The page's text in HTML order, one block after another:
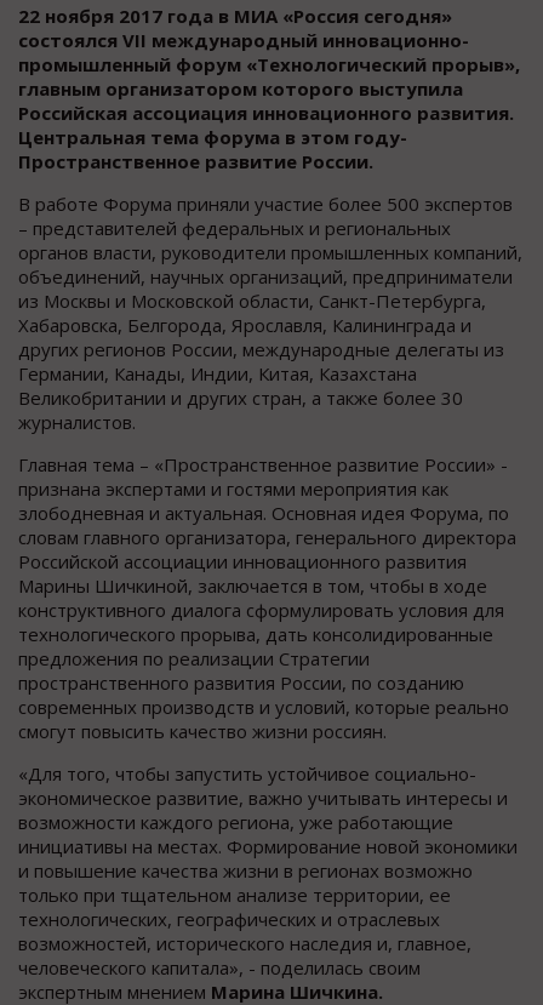
22 ноября 2017 года в МИА «Россия сегодня»
состоялся VII международный инновационно-
промышленный форум «Технологический прорыв»,
главным организатором которого выступила
Российская ассоциация инновационного развития.
Центральная тема форума в этом году-
Пространственное развитие России.
В работе Форума приняли участие более 500 экспертов
– представителей федеральных и региональных
органов власти, руководители промышленных компаний,
объединений, научных организаций, предприниматели
из Москвы и Московской области, Санкт-Петербурга,
Хабаровска, Белгорода, Ярославля, Калининграда и
других регионов России, международные делегаты из
Германии, Канады, Индии, Китая, Казахстана
Великобритании и других стран, а также более 30
журналистов.
Главная тема – «Пространственное развитие России» -
признана экспертами и гостями мероприятия как
злободневная и актуальная. Основная идея Форума, по
словам главного организатора, генерального директора
Российской ассоциации инновационного развития
Марины Шичкиной, заключается в том, чтобы в ходе
конструктивного диалога сформулировать условия для
технологического прорыва, дать консолидированные
предложения по реализации Стратегии
пространственного развития России, по созданию
современных производств и условий, которые реально
смогут повысить качество жизни россиян.
«Для того, чтобы запустить устойчивое социально-
экономическое развитие, важно учитывать интересы и
возможности каждого региона, уже работающие
инициативы на местах. Формирование новой экономики
и повышение качества жизни в регионах возможно
только при тщательном анализе территории, ее
технологических, географических и отраслевых
возможностей, исторического наследия и, главное,
человеческого капитала», - поделилась своим
экспертным мнением Марина Шичкина.